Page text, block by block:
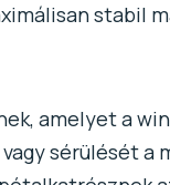
stabil
amelyet a
sérülését a